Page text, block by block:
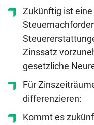
Zukünftig ist
Zinssatz
gesetzliche
Für
differenzieren:
Kommt es